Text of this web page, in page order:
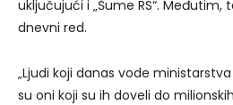
uključujući i „Šume RS“.
dnevni red.
„Ljudi koji danas vode
su oni koji su ih doveli do